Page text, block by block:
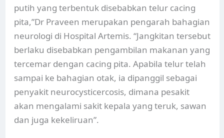
putih yang terbentuk disebabkan telur cacing
pita,”Dr Praveen merupakan pengarah bahagian
neurologi di Hospital Artemis. “Jangkitan tersebut
berlaku disebabkan pengambilan makanan yang
tercemar dengan cacing pita. Apabila telur telah
sampai ke bahagian otak, ia dipanggil sebagai
penyakit neurocysticercosis, dimana pesakit
akan mengalami sakit kepala yang teruk, sawan
dan juga kekeliruan”.